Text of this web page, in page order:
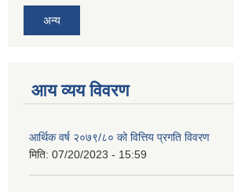
अन्य
आय व्यय विवरण
आर्थिक वर्ष २०७९/८० को वित्तिय प्रगति विवरण
मिति: 07/20/2023 - 15:59